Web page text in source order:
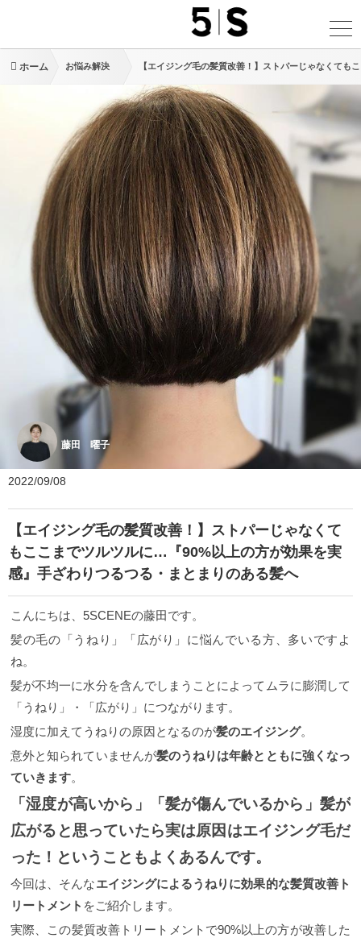
ホーム お悩み解決 【エイジング毛の髪質改善！】ストパーじゃなくて
藤田 曜子
2022/09/08
【エイジング毛の髪質改善！】ストパーじゃなくて
もここまでツルツルに…『90%以上の方が効果を実
感』手ざわりつるつる・まとまりのある髪へ
こんにちは、5SCENEの藤田です。
髪の毛の「うねり」「広がり」に悩んでいる方、多いですよ
ね。
髪が不均一に水分を含んでしまうことによってムラに膨潤して
「うねり」・「広がり」につながります。
湿度に加えてうねりの原因となるのが髪のエイジング。
意外と知られていませんが髪のうねりは年齢とともに強くなっ
ていきます。
「湿度が高いから」「髪が傷んでいるから」髪が
広がると思っていたら実は原因はエイジング毛だ
った！ということもよくあるんです。
今回は、そんなエイジングによるうねりに効果的な髪質改善ト
リートメント をご紹介します。
実際、この髪質改善トリートメントで90%以上の方が改善した